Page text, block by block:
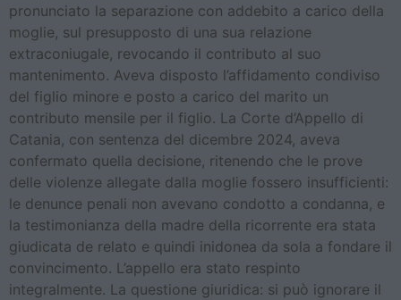
pronunciato la separazione con addebito a carico della
moglie, sul presupposto di una sua relazione
extraconiugale, revocando il contributo al suo
mantenimento. Aveva disposto l’affidamento condiviso
del figlio minore e posto a carico del marito un
contributo mensile per il figlio. La Corte d’Appello di
Catania, con sentenza del dicembre 2024, aveva
confermato quella decisione, ritenendo che le prove
delle violenze allegate dalla moglie fossero insufficienti:
le denunce penali non avevano condotto a condanna, e
la testimonianza della madre della ricorrente era stata
giudicata de relato e quindi inidonea da sola a fondare il
convincimento. L’appello era stato respinto
integralmente. La questione giuridica: si può ignorare il